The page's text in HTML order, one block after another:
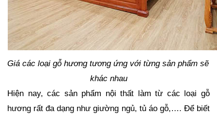
Giá các loại gỗ hương tương ứng với từng sản phẩm sẽ
khác nhau
Hiện nay, các sản phẩm nội thất làm từ các loại gỗ
hương rất đa dạng như giường ngủ, tủ áo gỗ,…. Để biết